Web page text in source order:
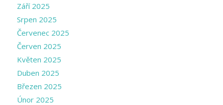
Září 2025
Srpen 2025
Červenec 2025
Červen 2025
Květen 2025
Duben 2025
Březen 2025
Únor 2025